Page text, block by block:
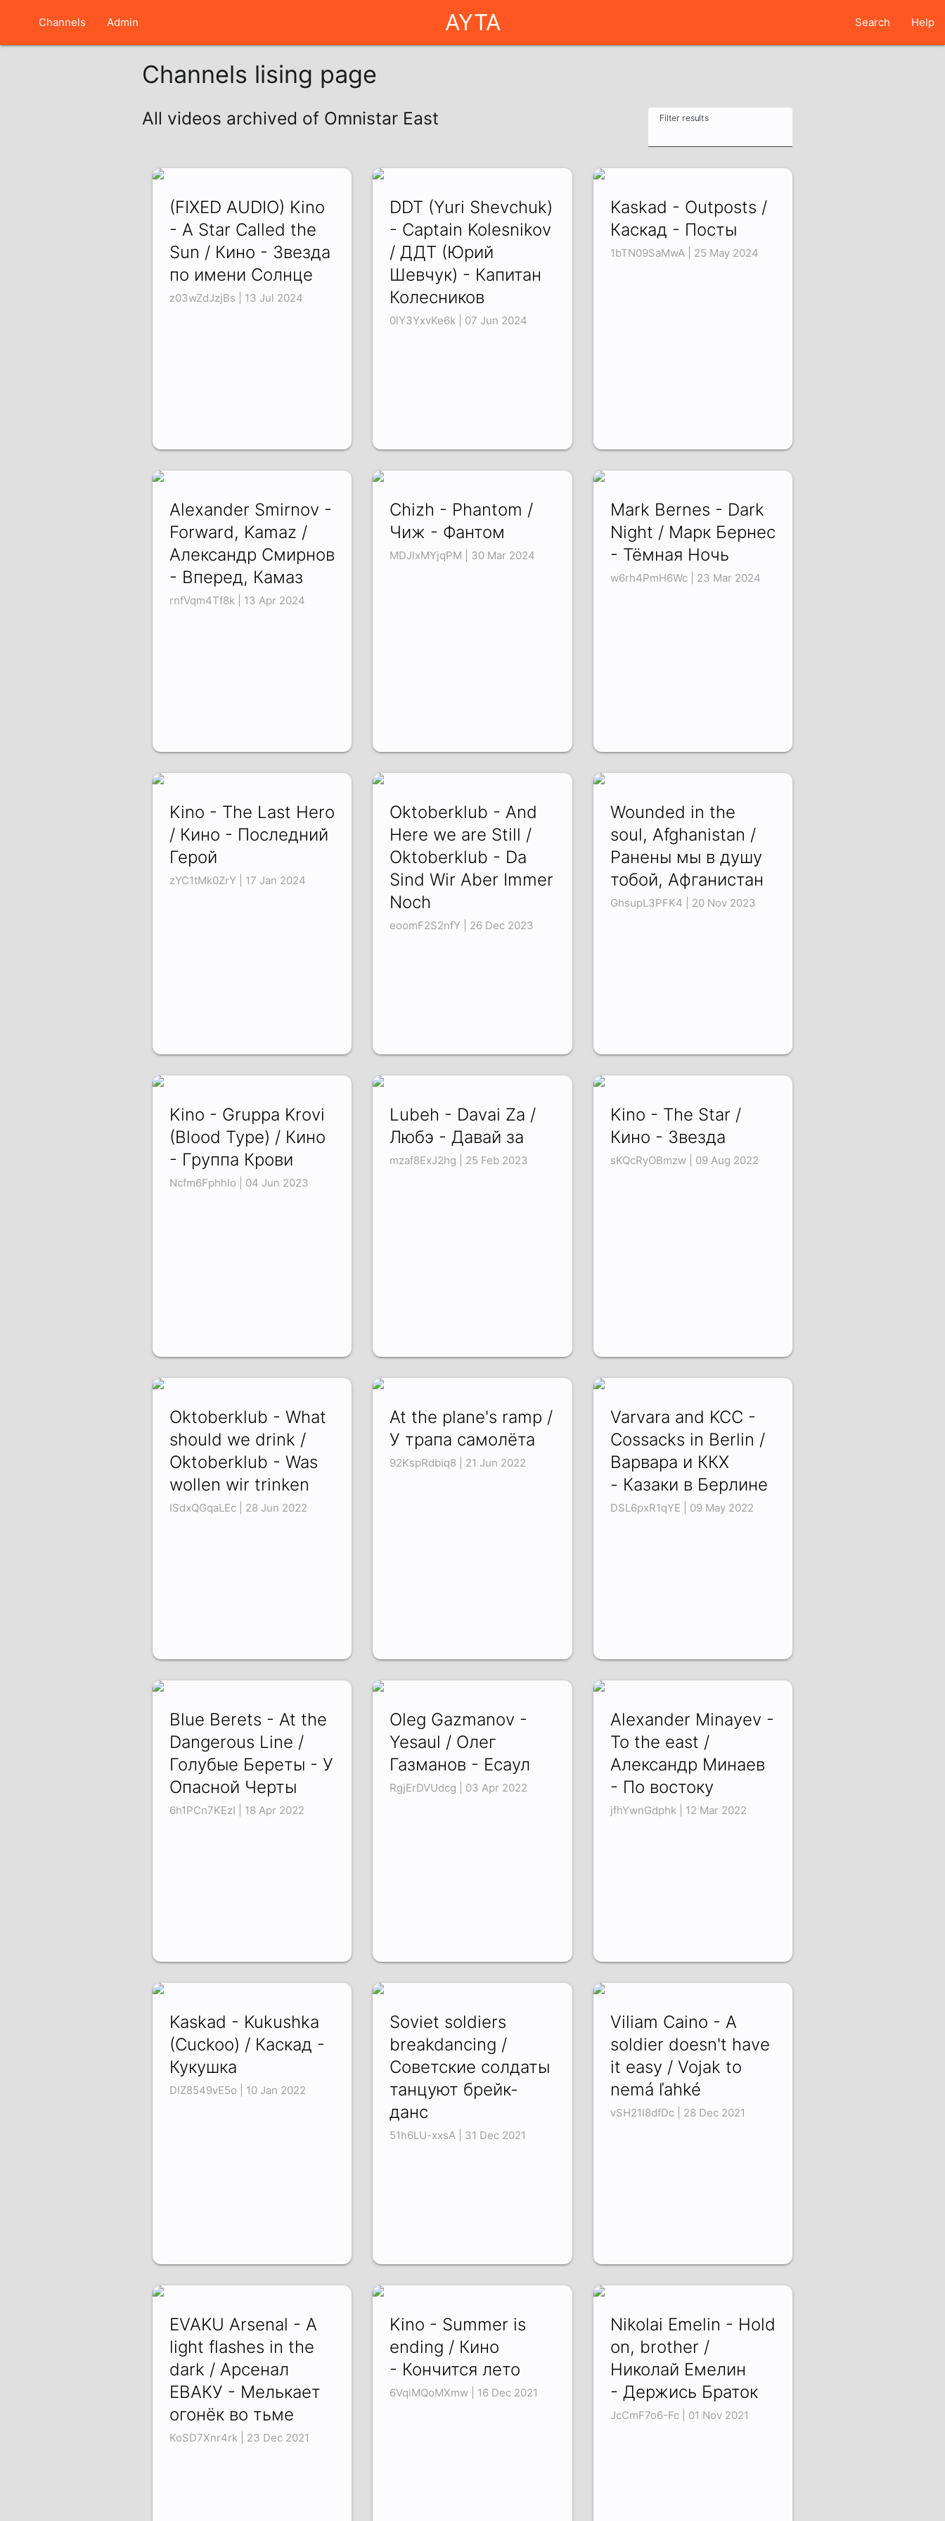
Channels Admin AYTA Search Help
Channels lising page
All videos archived of Omnistar East Filter results
(FIXED AUDIO) Kino
- A Star Called the
Sun / Кино - Звезда
по имени Солнце
z03wZdJzjBs | 13 Jul 2024
DDT (Yuri Shevchuk)
- Captain Kolesnikov
/ ДДТ (Юрий
Шевчук) - Капитан
Колесников
0lY3YxvKe6k | 07 Jun 2024
Kaskad - Outposts /
Каскад - Посты
1bTN09SaMwA | 25 May 2024
Alexander Smirnov -
Forward, Kamaz /
Александр Смирнов
- Вперед, Камаз
rnfVqm4Tf8k | 13 Apr 2024
Chizh - Phantom /
Чиж - Фантом
MDJlxMYjqPM | 30 Mar 2024
Mark Bernes - Dark
Night / Марк Бернес
- Тёмная Ночь
w6rh4PmH6Wc | 23 Mar 2024
Kino - The Last Hero
/ Кино - Последний
Герой
zYC1tMk0ZrY | 17 Jan 2024
Oktoberklub - And
Here we are Still /
Oktoberklub - Da
Sind Wir Aber Immer
Noch
eoomF2S2nfY | 26 Dec 2023
Wounded in the
soul, Afghanistan /
Ранены мы в душу
тобой, Афганистан
GhsupL3PFK4 | 20 Nov 2023
Kino - Gruppa Krovi
(Blood Type) / Кино
- Группа Крови
Ncfm6Fphhlo | 04 Jun 2023
Lubeh - Davai Za /
Любэ - Давай за
mzaf8ExJ2hg | 25 Feb 2023
Kino - The Star /
Кино - Звезда
sKQcRyOBmzw | 09 Aug 2022
Oktoberklub - What
should we drink /
Oktoberklub - Was
wollen wir trinken
ISdxQGqaLEc | 28 Jun 2022
At the plane's ramp /
У трапа самолёта
92KspRdbiq8 | 21 Jun 2022
Varvara and KCC -
Cossacks in Berlin /
Варвара и ККХ
- Казаки в Берлине
DSL6pxR1qYE | 09 May 2022
Blue Berets - At the
Dangerous Line /
Голубые Береты - У
Опасной Черты
6h1PCn7KEzI | 18 Apr 2022
Oleg Gazmanov -
Yesaul / Олег
Газманов - Есаул
RgjErDVUdcg | 03 Apr 2022
Alexander Minayev -
To the east /
Александр Минаев
- По востоку
jfhYwnGdphk | 12 Mar 2022
Kaskad - Kukushka
(Cuckoo) / Каскад -
Кукушка
DIZ8549vE5o | 10 Jan 2022
Soviet soldiers
breakdancing /
Советские солдаты
танцуют брейк-
данс
51h6LU-xxsA | 31 Dec 2021
Viliam Caino - A
soldier doesn't have
it easy / Vojak to
nemá ľahké
vSH21l8dfDc | 28 Dec 2021
EVAKU Arsenal - A
light flashes in the
dark / Арсенал
ЕВАКУ - Мелькает
огонёк во тьме
KoSD7Xnr4rk | 23 Dec 2021
Kino - Summer is
ending / Кино
- Кончится лето
6VqiMQoMXmw | 16 Dec 2021
Nikolai Emelin - Hold
on, brother /
Николай Емелин
- Держись Браток
JcCmF7o6-Fc | 01 Nov 2021